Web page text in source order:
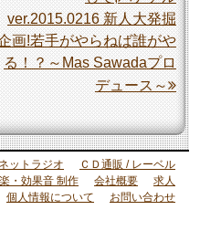
ver.2015.0216 新人大発掘
画!若手がやらねば誰がや
る！？～Mas Sawadaプロ
デュース～
ットラジオ
ＣＤ通販 / レーベル
・効果音 制作
会社概要
求人
個人情報について
お問い合わせ